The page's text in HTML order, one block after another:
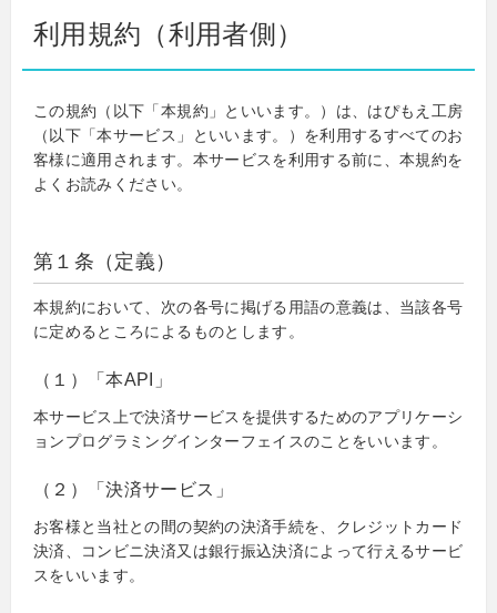
利用規約（利用者側）
この規約（以下「本規約」といいます。）は、はぴもえ工房
（以下「本サービス」といいます。）を利用するすべてのお
客様に適用されます。本サービスを利用する前に、本規約を
よくお読みください。
第１条（定義）
本規約において、次の各号に掲げる用語の意義は、当該各号
に定めるところによるものとします。
（１）「本API」
本サービス上で決済サービスを提供するためのアプリケーシ
ョンプログラミングインターフェイスのことをいいます。
（２）「決済サービス」
お客様と当社との間の契約の決済手続を、クレジットカード
決済、コンビニ決済又は銀行振込決済によって行えるサービ
スをいいます。